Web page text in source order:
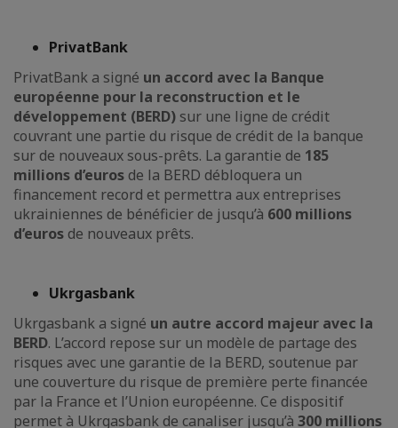
PrivatBank
PrivatBank a signé un accord avec la Banque
européenne pour la reconstruction et le
développement (BERD) sur une ligne de crédit
couvrant une partie du risque de crédit de la banque
sur de nouveaux sous-prêts. La garantie de 185
millions d’eurosde la BERD débloquera un
financement record et permettra aux entreprises
ukrainiennes de bénéficier de jusqu’à 600 millions
d’eurosde nouveaux prêts.
Ukrgasbank
Ukrgasbank a signé un autre accord majeur avec la
BERD. L’accord repose sur un modèle de partage des
risques avec une garantie de la BERD, soutenue par
une couverture du risque de première perte financée
par la France et l’Union européenne. Ce dispositif
permet à Ukrgasbank de canaliser jusqu’à 300 millions